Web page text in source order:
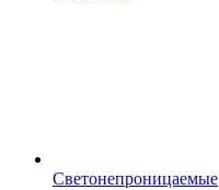
Светонепроницаемые